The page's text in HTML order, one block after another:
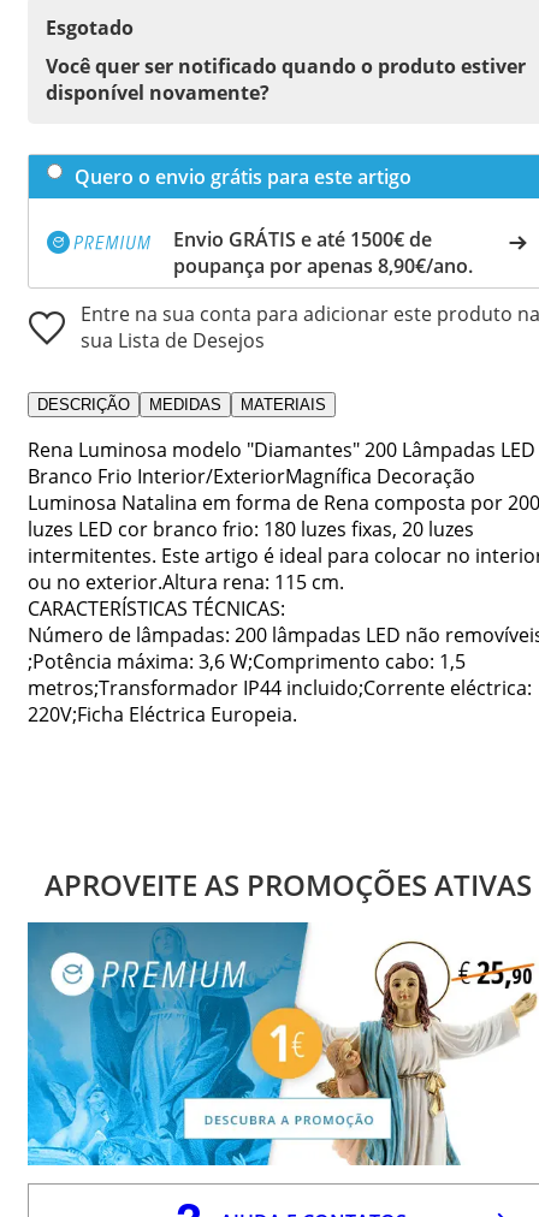
Esgotado
Você quer ser notificado quando o produto estiver
disponível novamente?
Quero o envio grátis para este artigo
Envio GRÁTIS e até 1500€ de
poupança por apenas 8,90€/ano.
Entre na sua conta para adicionar este produto na
sua Lista de Desejos
DESCRIÇÃO MEDIDAS MATERIAIS
Rena Luminosa modelo "Diamantes" 200 Lâmpadas LED
Branco Frio Interior/ExteriorMagnífica Decoração
Luminosa Natalina em forma de Rena composta por 200
luzes LED cor branco frio: 180 luzes fixas, 20 luzes
intermitentes. Este artigo é ideal para colocar no
ou no exterior.Altura rena: 115 cm.
CARACTERÍSTICAS TÉCNICAS:
Número de lâmpadas: 200 lâmpadas LED não
;Potência máxima: 3,6 W;Comprimento cabo: 1,5
metros;Transformador IP44 incluido;Corrente eléctrica:
220V;Ficha Eléctrica Europeia.
APROVEITE AS PROMOÇÕES ATIVAS